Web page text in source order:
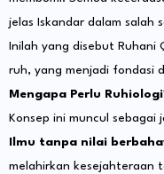
jelas Iskandar dalam salah
Inilah yang disebut
ruh, yang menjadi fondasi
Mengapa Perlu
Konsep ini muncul sebagai
Ilmu tanpa nilai
melahirkan kesejahteraan